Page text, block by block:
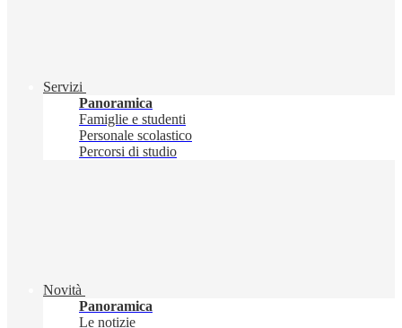
Servizi
Panoramica
Famiglie e studenti
Personale scolastico
Percorsi di studio
Novità
Panoramica
Le notizie